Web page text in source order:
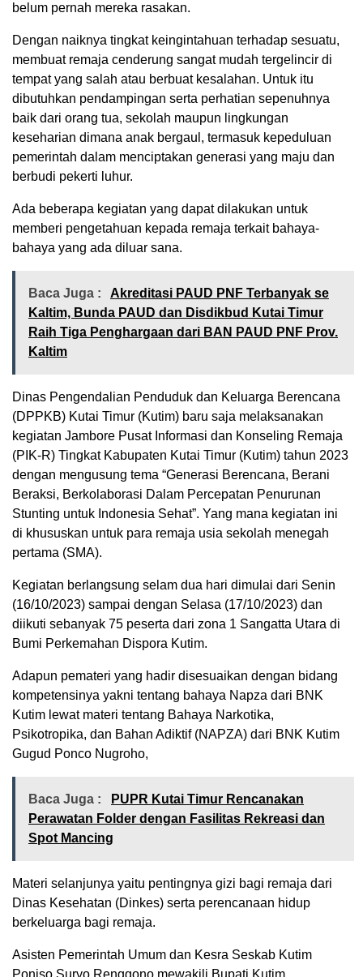
belum pernah mereka rasakan.
Dengan naiknya tingkat keingintahuan terhadap sesuatu,
membuat remaja cenderung sangat mudah tergelincir di
tempat yang salah atau berbuat kesalahan. Untuk itu
dibutuhkan pendampingan serta perhatian sepenuhnya
baik dari orang tua, sekolah maupun lingkungan
keseharian dimana anak bergaul, termasuk kepeduluan
pemerintah dalam menciptakan generasi yang maju dan
berbudi pekerti luhur.
Ada beberapa kegiatan yang dapat dilakukan untuk
memberi pengetahuan kepada remaja terkait bahaya-
bahaya yang ada diluar sana.
Baca Juga :
Akreditasi PAUD PNF Terbanyak se
Kaltim, Bunda PAUD dan Disdikbud Kutai Timur
Raih Tiga Penghargaan dari BAN PAUD PNF Prov.
Kaltim
Dinas Pengendalian Penduduk dan Keluarga Berencana
(DPPKB) Kutai Timur (Kutim) baru saja melaksanakan
kegiatan Jambore Pusat Informasi dan Konseling Remaja
(PIK-R) Tingkat Kabupaten Kutai Timur (Kutim) tahun 2023
dengan mengusung tema “Generasi Berencana, Berani
Beraksi, Berkolaborasi Dalam Percepatan Penurunan
Stunting untuk Indonesia Sehat”. Yang mana kegiatan ini
di khususkan untuk para remaja usia sekolah menegah
pertama (SMA).
Kegiatan berlangsung selam dua hari dimulai dari Senin
(16/10/2023) sampai dengan Selasa (17/10/2023) dan
diikuti sebanyak 75 peserta dari zona 1 Sangatta Utara di
Bumi Perkemahan Dispora Kutim.
Adapun pemateri yang hadir disesuaikan dengan bidang
kompetensinya yakni tentang bahaya Napza dari BNK
Kutim lewat materi tentang Bahaya Narkotika,
Psikotropika, dan Bahan Adiktif (NAPZA) dari BNK Kutim
Gugud Ponco Nugroho,
Baca Juga :
PUPR Kutai Timur Rencanakan
Perawatan Folder dengan Fasilitas Rekreasi dan
Spot Mancing
Materi selanjunya yaitu pentingnya gizi bagi remaja dari
Dinas Kesehatan (Dinkes) serta perencanaan hidup
berkeluarga bagi remaja.
Asisten Pemerintah Umum dan Kesra Seskab Kutim